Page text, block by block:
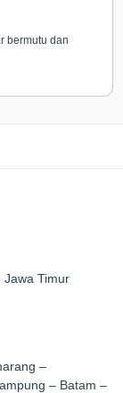
bermutu dan
Jawa Timur
–
– Batam –